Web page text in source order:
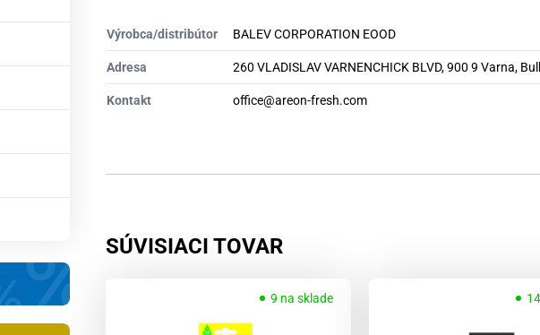
Výrobca/distribútor BALEV CORPORATION EOOD
Adresa 260 VLADISLAV VARNENCHICK BLVD, 900 9 Varna,
Kontakt office@areon-fresh.com
SÚVISIACI TOVAR
9 na sklade